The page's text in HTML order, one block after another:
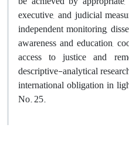
executive, and judicial
independent monitoring,
awareness and education,
access to justice and
descriptive-analytical
international obligation in
No. 25.